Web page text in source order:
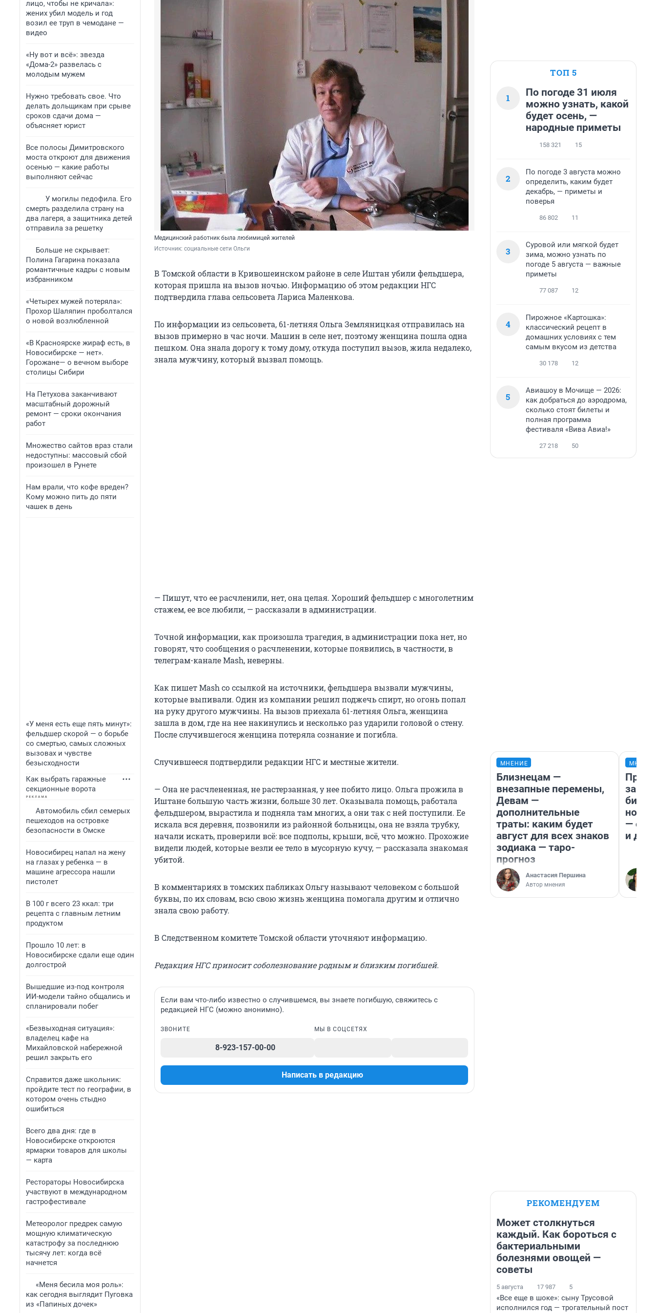
лицо, чтобы не кричала»:
жених убил модель и год
возил ее труп в чемодане —
видео
«Ну вот и всё»: звезда
«Дома-2» развелась с
молодым мужем
Нужно требовать свое. Что
делать дольщикам при срыве
сроков сдачи дома —
объясняет юрист
Все полосы Димитровского
моста откроют для движения
осенью — какие работы
выполняют сейчас
У могилы педофила. Его
смерть разделила страну на
два лагеря, а защитника детей
отправила за решетку
Больше не скрывает:
Полина Гагарина показала
романтичные кадры с новым
избранником
«Четырех мужей потеряла»:
Прохор Шаляпин проболтался
о новой возлюбленной
«В Красноярске жираф есть, в
Новосибирске — нет».
Горожане— о вечном выборе
столицы Сибири
На Петухова заканчивают
масштабный дорожный
ремонт — сроки окончания
работ
Множество сайтов враз стали
недоступны: массовый сбой
произошел в Рунете
Нам врали, что кофе вреден?
Кому можно пить до пяти
чашек в день
«У меня есть еще пять минут»:
фельдшер скорой — о борьбе
со смертью, самых сложных
вызовах и чувстве
безысходности
Как выбрать гаражные
секционные ворота
Автомобиль сбил семерых
пешеходов на островке
безопасности в Омске
Новосибирец напал на жену
на глазах у ребенка — в
машине агрессора нашли
пистолет
В 100 г всего 23 ккал: три
рецепта с главным летним
продуктом
Прошло 10 лет: в
Новосибирске сдали еще один
долгострой
Вышедшие из-под контроля
ИИ-модели тайно общались и
спланировали побег
«Безвыходная ситуация»:
владелец кафе на
Михайловской набережной
решил закрыть его
Справится даже школьник:
пройдите тест по географии, в
котором очень стыдно
ошибиться
Всего два дня: где в
Новосибирске откроются
ярмарки товаров для школы
— карта
Рестораторы Новосибирска
участвуют в международном
гастрофестивале
Метеоролог предрек самую
мощную климатическую
катастрофу за последнюю
тысячу лет: когда всё
начнется
«Меня бесила моя роль»:
как сегодня выглядит Пуговка
из «Папиных дочек»
Медицинский работник была любимицей жителей
Источник: социальные сети Ольги
В Томской области в Кривошеинском районе в селе Иштан убили фельдшера,
которая пришла на вызов ночью. Информацию об этом редакции НГС
подтвердила глава сельсовета Лариса Маленкова.
По информации из сельсовета, 61-летняя Ольга Земляницкая отправилась на
вызов примерно в час ночи. Машин в селе нет, поэтому женщина пошла одна
пешком. Она знала дорогу к тому дому, откуда поступил вызов, жила недалеко,
знала мужчину, который вызвал помощь.
— Пишут, что ее расчленили, нет, она целая. Хороший фельдшер с многолетним
стажем, ее все любили, — рассказали в администрации.
Точной информации, как произошла трагедия, в администрации пока нет, но
говорят, что сообщения о расчленении, которые появились, в частности, в
телеграм-канале Mash, неверны.
Как пишет Mash со ссылкой на источники, фельдшера вызвали мужчины,
которые выпивали. Один из компании решил поджечь спирт, но огонь попал
на руку другого мужчины. На вызов приехала 61-летняя Ольга, женщина
зашла в дом, где на нее накинулись и несколько раз ударили головой о стену.
После случившегося женщина потеряла сознание и погибла.
Случившееся подтвердили редакции НГС и местные жители.
— Она не расчлененная, не растерзанная, у нее побито лицо. Ольга прожила в
Иштане большую часть жизни, больше 30 лет. Оказывала помощь, работала
фельдшером, вырастила и подняла там многих, а они так с ней поступили. Ее
искала вся деревня, позвонили из районной больницы, она не взяла трубку,
начали искать, проверили всё: все подполы, крыши, всё, что можно. Прохожие
видели людей, которые везли ее тело в мусорную кучу, — рассказала знакомая
убитой.
В комментариях в томских пабликах Ольгу называют человеком с большой
буквы, по их словам, всю свою жизнь женщина помогала другим и отлично
знала свою работу.
В Следственном комитете Томской области уточняют информацию.
Редакция НГС приносит соболезнование родным и близким погибшей.
Если вам что-либо известно о случившемся, вы знаете погибшую, свяжитесь с
редакцией НГС (можно анонимно).
ЗВОНИТЕ
8-923-157-00-00
МЫ В СОЦСЕТЯХ
Написать в редакцию
ТОП 5
1
По погоде 31 июля
можно узнать, какой
будет осень, —
народные приметы
158 321 15
2
По погоде 3 августа можно
определить, каким будет
декабрь, — приметы и
поверья
86 802 11
3
Суровой или мягкой будет
зима, можно узнать по
погоде 5 августа — важные
приметы
77 087 12
4
Пирожное «Картошка»:
классический рецепт в
домашних условиях с тем
самым вкусом из детства
30 178 12
5
Авиашоу в Мочище — 2026:
как добраться до аэродрома,
сколько стоят билеты и
полная программа
фестиваля «Вива Авиа!»
27 218 50
МНЕНИЕ
Близнецам —
внезапные перемены,
Девам —
дополнительные
траты: каким будет
август для всех знаков
зодиака — таро-
прогноз
Анастасия Першина
Автор мнения
— он
и
РЕКОМЕНДУЕМ
Может столкнуться
каждый. Как бороться с
бактериальными
болезнями овощей —
советы
5 августа 17 987 5
«Все еще в шоке»: сыну Трусовой
исполнился год — трогательный пост